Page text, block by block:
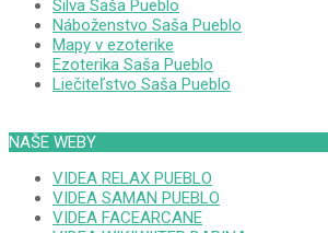
Silva Saša Pueblo
Náboženstvo Saša Pueblo
Mapy v ezoterike
Ezoterika Saša Pueblo
Liečiteľstvo Saša Pueblo
NAŠE WEBY
VIDEA RELAX PUEBLO
VIDEA SAMAN PUEBLO
VIDEA FACEARCANE